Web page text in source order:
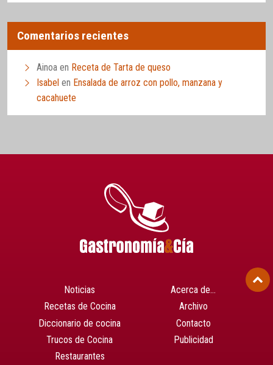
Comentarios recientes
Ainoa en Receta de Tarta de queso
Isabel en Ensalada de arroz con pollo, manzana y
cacahuete
Noticias
Recetas de Cocina
Diccionario de cocina
Trucos de Cocina
Restaurantes
Acerca de…
Archivo
Contacto
Publicidad